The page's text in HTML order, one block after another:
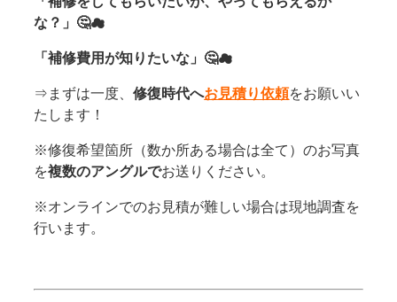
な？」🤔☁
「補修費用が知りたいな」🤔☁
⇒まずは一度、修復時代へお見積り依頼をお願いい
たします！
※修復希望箇所（数か所ある場合は全て）のお写真
を複数のアングルでお送りください。
※オンラインでのお見積が難しい場合は現地調査を
行います。